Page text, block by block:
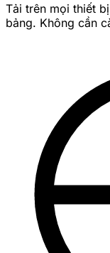
Tải trên mọi thiết
bảng. Không cần